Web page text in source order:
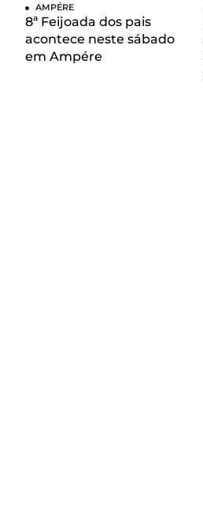
AMPÉRE
8ª Feijoada dos pais
acontece neste sábado
em Ampére